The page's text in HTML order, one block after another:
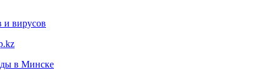
и вирусов
в Минске